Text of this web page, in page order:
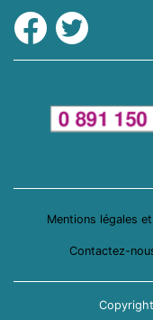
Facebook
Twitter
Mentions légales
Contactez-